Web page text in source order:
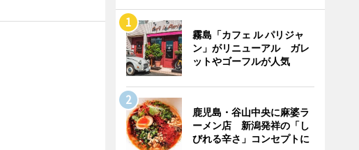
霧島「カフェ ル パリジャ
ン」がリニューアル ガレ
ットやゴーフルが人気
鹿児島・谷山中央に麻婆ラ
ーメン店 新潟発祥の「し
びれる辛さ」コンセプトに